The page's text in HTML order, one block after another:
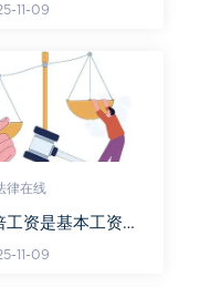
11-09
律在线
工资是基本工资还
11-09